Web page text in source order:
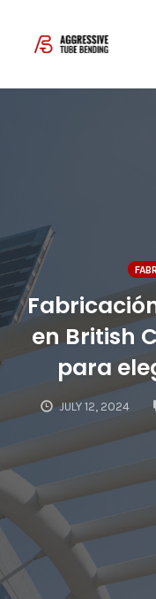
en British
para
JULY 12, 2024